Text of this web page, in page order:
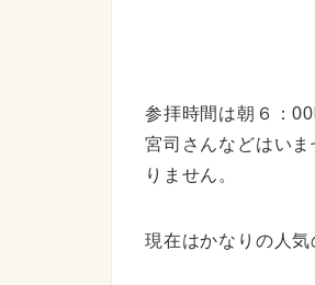
参拝時間は朝６：
宮司さんなどはい
りません。
現在はかなりの人